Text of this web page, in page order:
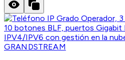
GRANDSTREAM